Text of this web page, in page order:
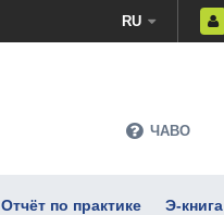
RU
ЧАВО
Отчёт по практике Э-книга